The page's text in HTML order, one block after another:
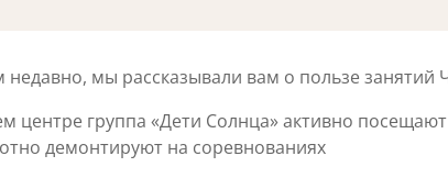
недавно, мы рассказывали вам о пользе занятий
центре группа «Дети Солнца» активно
демонтируют на соревнованиях